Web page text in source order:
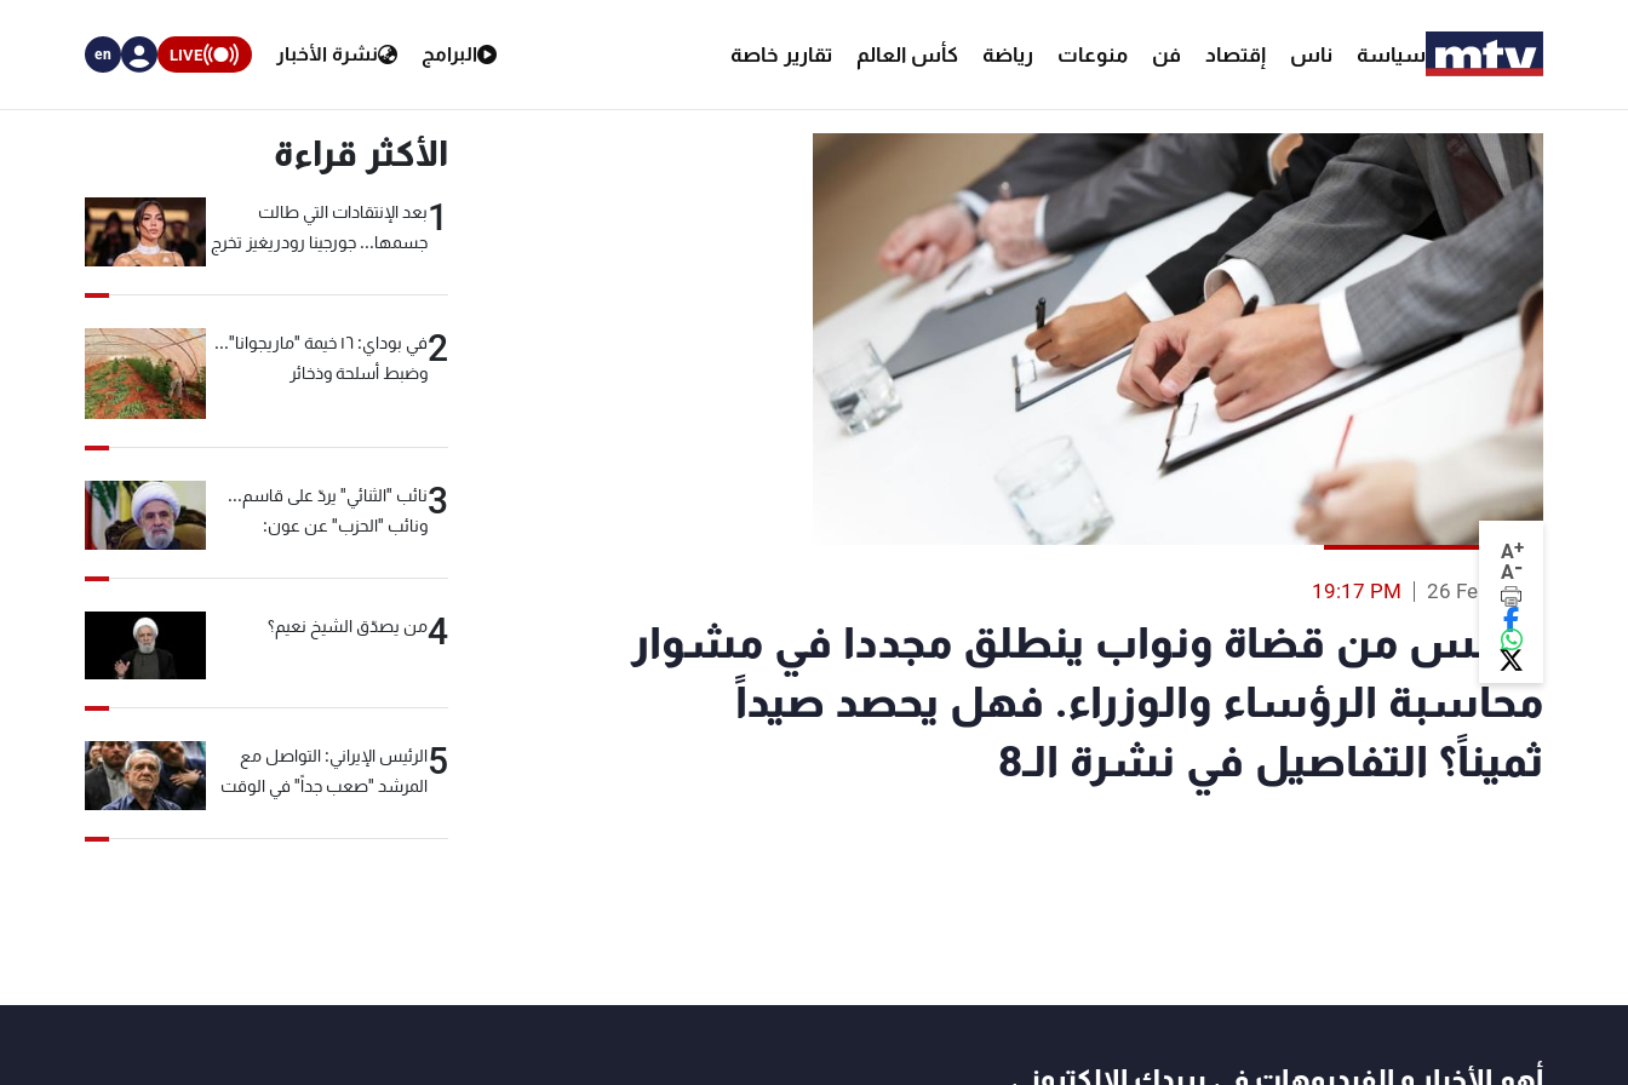
سياسة ناس إقتصاد فن منوعات رياضة كأس العالم تقارير خاصة البرامج نشرة الأخبار LIVE
en
A+
A-
26 Feb 2019
19:17 PM
مجلس من قضاة ونواب ينطلق مجددا في مشوار
محاسبة الرؤساء والوزراء. فهل يحصد صيداً
ثميناً؟ التفاصيل في نشرة الـ8
الأكثر قراءة
1بعد الإنتقادات التي طالت
جسمها... جورجينا رودريغيز تخرج
2
في بوداي: ١٦ خيمة "ماريجوانا"...
وضبط أسلحة وذخائر
3نائب "الثنائي" يردّ على قاسم...
ونائب "الحزب" عن عون:
4من يصدّق الشيخ نعيم؟
5الرئيس الإيراني: التواصل مع
المرشد "صعب جداً" في الوقت